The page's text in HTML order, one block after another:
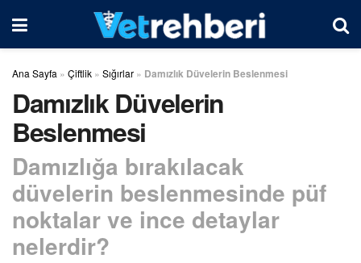
Ana Sayfa » Çiftlik » Sığırlar » Damızlık Düvelerin Beslenmesi
Damızlık Düvelerin
Beslenmesi
Damızlığa bırakılacak
düvelerin beslenmesinde püf
noktalar ve ince detaylar
nelerdir?